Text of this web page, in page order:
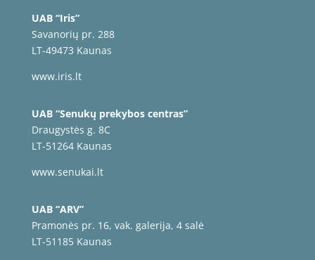
UAB “Iris”
Savanorių pr. 288
LT-49473 Kaunas
www.iris.lt
UAB “Senukų prekybos centras”
Draugystės g. 8C
LT-51264 Kaunas
www.senukai.lt
UAB “ARV”
Pramonės pr. 16, vak. galerija, 4 salė
LT-51185 Kaunas